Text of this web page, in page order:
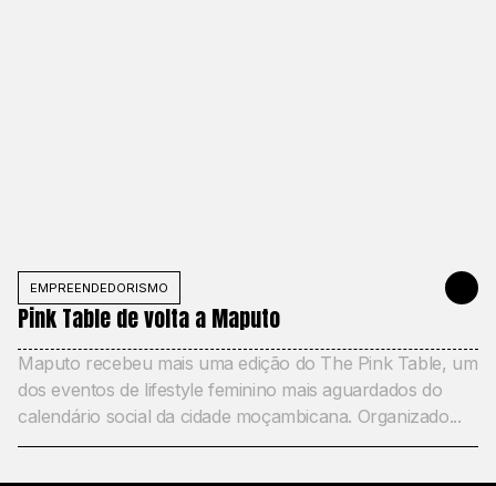
EMPREENDEDORISMO APRIL 7,
Pink Table de volta a Maputo
Maputo recebeu mais uma edição do The Pink Table, um
dos eventos de lifestyle feminino mais aguardados do
calendário social da cidade moçambicana. Organizado...